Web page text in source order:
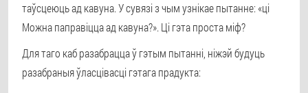
таўсцеюць ад кавуна. У сувязі з чым узнікае пытанне: «ці
Можна паправіцца ад кавуна?». Ці гэта проста міф?
Для таго каб разабрацца ў гэтым пытанні, ніжэй будуць
разабраныя ўласцівасці гэтага прадукта: